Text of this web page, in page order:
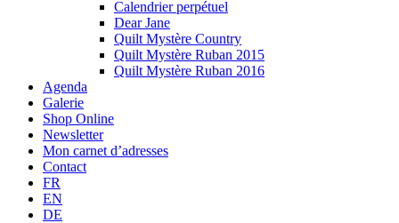
Calendrier perpétuel
Dear Jane
Quilt Mystère Country
Quilt Mystère Ruban 2015
Quilt Mystère Ruban 2016
Agenda
Galerie
Shop Online
Newsletter
Mon carnet d’adresses
Contact
FR
EN
DE